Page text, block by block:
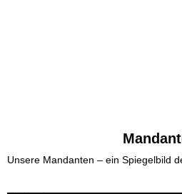
Unsere Mandanten – ein Spiegelbild